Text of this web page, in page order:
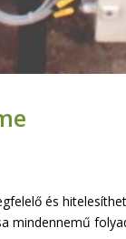
és
mindennemű